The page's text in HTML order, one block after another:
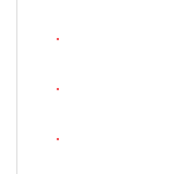
.
.
.